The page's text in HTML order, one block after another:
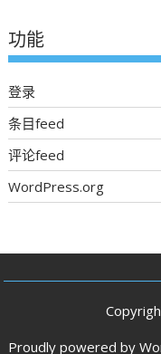
新
聞
功能
登录
条目feed
评论feed
WordPress.org
Proudly powered by